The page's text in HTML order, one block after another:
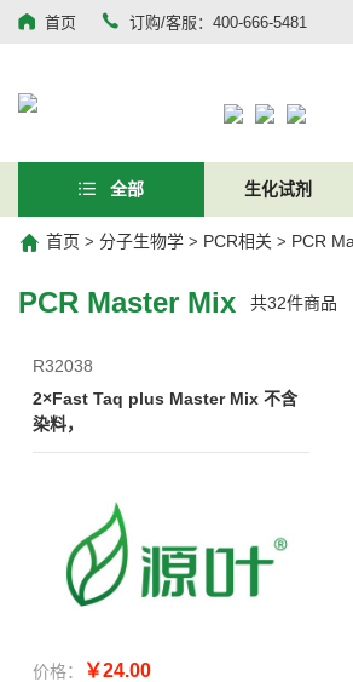
首页 订购/客服：400-666-5481
全部 生化试剂
首页 > 分子生物学 > PCR相关 > PCR
PCR Master Mix 共32件商品
R32038
2×Fast Taq plus Master Mix 不含
染料，
价格： ￥24.00